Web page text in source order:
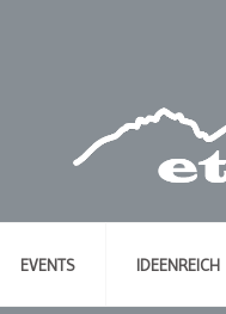
EVENTS IDEENREICH